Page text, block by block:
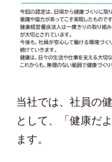
当社では、社員の
として、「健康だ
ます。